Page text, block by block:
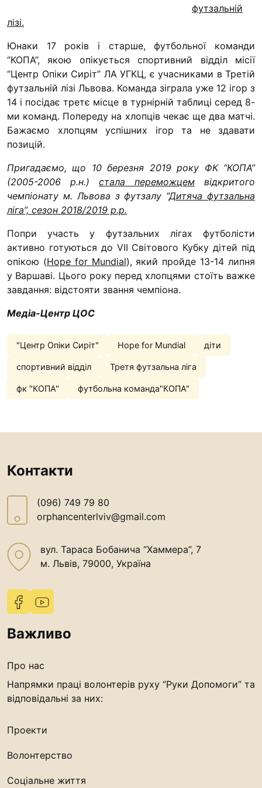
“#Усинови_ТИ”
Освіта
Контакти
(096) 749 79 80
procopecj@gmail.com
футзальній
лізі.
Юнаки 17 років і старше, футбольної команди
“КОПА”, якою опікується спортивний відділ місії
“Центр Опіки Сиріт” ЛА УГКЦ, є учасниками в Третій
футзальній лізі Львова. Команда зіграла уже 12 ігор з
14 і посідає третє місце в турнірній таблиці серед 8-
ми команд. Попереду на хлопців чекає ще два матчі.
Бажаємо хлопцям успішних ігор та не здавати
позицій.
Пригадаємо, що 10 березня 2019 року ФК “КОПА”
(2005-2006 р.н.) стала переможцем відкритого
чемпіонату м. Львова з футзалу “Дитяча футзальна
ліга”, сезон 2018/2019 р.р.
Попри участь у футзальних лігах футболісти
активно готуються до VII Світового Кубку дітей під
опікою (Hope for Mundial), який пройде 13-14 липня
у Варшаві. Цього року перед хлопцями стоїть важке
завдання: відстояти звання чемпіона.
Медіа-Центр ЦОС
"Центр Опіки Сиріт" Hope for Mundial діти
спортивний відділ Третя футзальна ліга
фк "КОПА" футбольна команда"КОПА"
Контакти
(096) 749 79 80
orphancenterlviv@gmail.com
вул. Тараса Бобанича “Хаммера”, 7
м. Львів, 79000, Україна
Важливо
Про нас
Напрямки праці волонтерів руху “Руки Допомоги” та
відповідальні за них:
Проекти
Волонтерство
Соціальне життя